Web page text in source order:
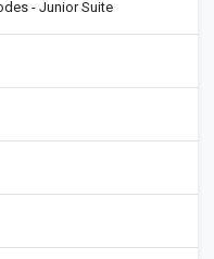
- Junior Suite